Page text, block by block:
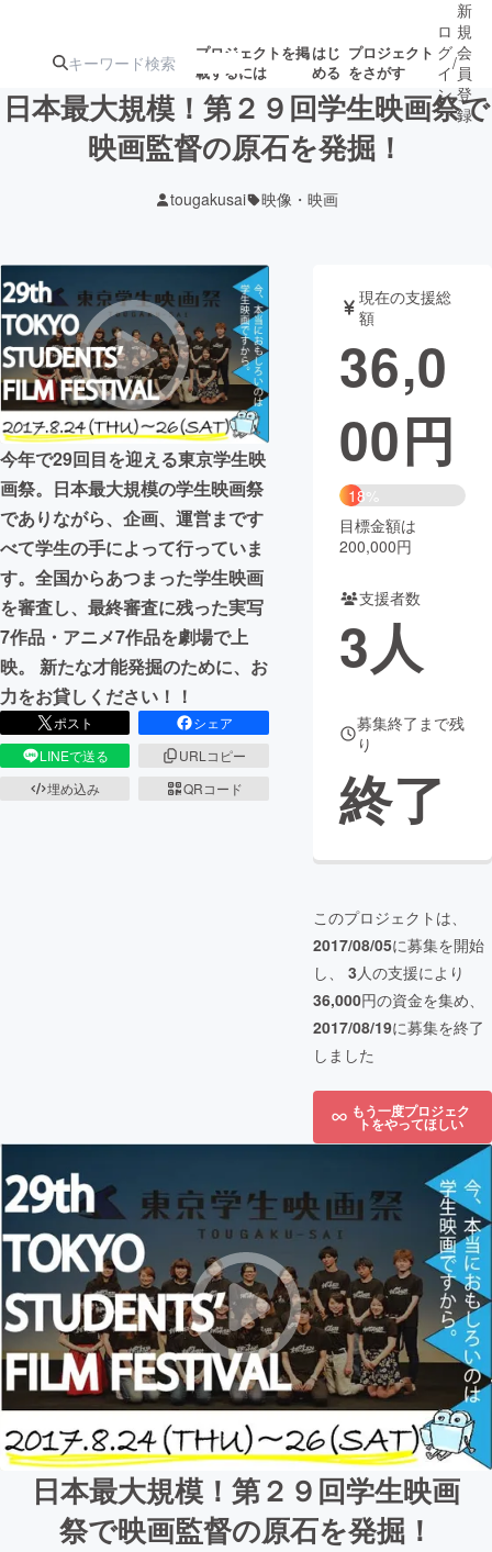
プロジェクトを掲
載するには
はじ
める
プロジェクト
をさがす
ジェクト
募集終了が近いプ
ロジェクト
アート・写真 音楽
テクノロジー・ガジェット ゲーム・
映像・映画 書籍・雑誌
ビジネス・起業 チャレンジ
まちづくり・地域活性化
CAMPFIRE for Social Good
CAMPFIRE Creation
CAMPFIREふるさと納税
コミュニティ
ロ
グ
イ
ン
/
新
規
会
員
登
録
日本最大規模！第２９回学生映画祭で
映画監督の原石を発掘！
tougakusai 映像・映画
今年で29回目を迎える東京学生映
画祭。日本最大規模の学生映画祭
でありながら、企画、運営まです
べて学生の手によって行っていま
す。全国からあつまった学生映画
を審査し、最終審査に残った実写
7作品・アニメ7作品を劇場で上
映。 新たな才能発掘のために、お
力をお貸しください！！
ポスト
シェア
LINEで送る
URLコピー
埋め込み
QRコード
現在の支援総
額
36,0
00円
18%
目標金額は
200,000円
支援者数
3人
募集終了まで残
り
終了
このプロジェクトは、
2017/08/05に募集を開始
し、 3人の支援により
36,000円の資金を集め、
2017/08/19に募集を終了
しました
もう一度プロジェク
トをやってほしい
日本最大規模！第２９回学生映画
祭で映画監督の原石を発掘！